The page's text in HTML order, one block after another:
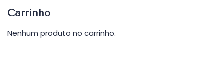
Carrinho
Nenhum produto no carrinho.